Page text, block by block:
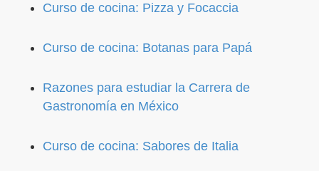
Curso de cocina: Pizza y Focaccia
Curso de cocina: Botanas para Papá
Razones para estudiar la Carrera de
Gastronomía en México
Curso de cocina: Sabores de Italia